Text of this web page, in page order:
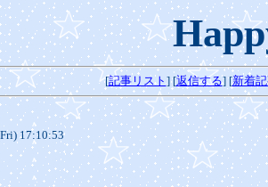
[記事リスト] [返信する] [新着
17:10:53